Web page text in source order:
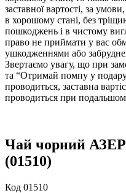
заставної вартості, за
в хорошому стані, без
пошкоджень і в чистому
право не приймати у вас
ушкодженнями або
Звертаємо увагу, що при
та “Отримай помпу у
проводиться, заставна
проводиться при
Чай чорний
(01510)
Код 01510